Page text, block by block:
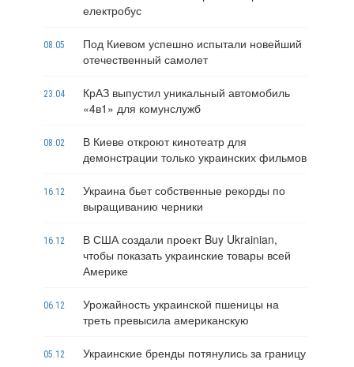
електробус
08.05
Под Киевом успешно испытали новейший
отечественный самолет
23.04
КрАЗ выпустил уникальный автомобиль
«4в1» для комунслужб
08.02
В Киеве откроют кинотеатр для
демонстрации только украинских фильмов
16.12
Украина бьет собственные рекорды по
выращиванию черники
16.12
В США создали проект Buy Ukrainian,
чтобы показать украинские товары всей
Америке
06.12
Урожайность украинской пшеницы на
треть превысила американскую
05.12 Украинские бренды потянулись за границу